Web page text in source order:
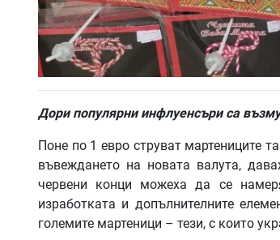
Дори популярни инфлуенсъри са
Поне по 1 евро струват мартениците
въвеждането на новата валута,
червени конци можеха да се
изработката и допълнителните
големите мартеници – тези, с които